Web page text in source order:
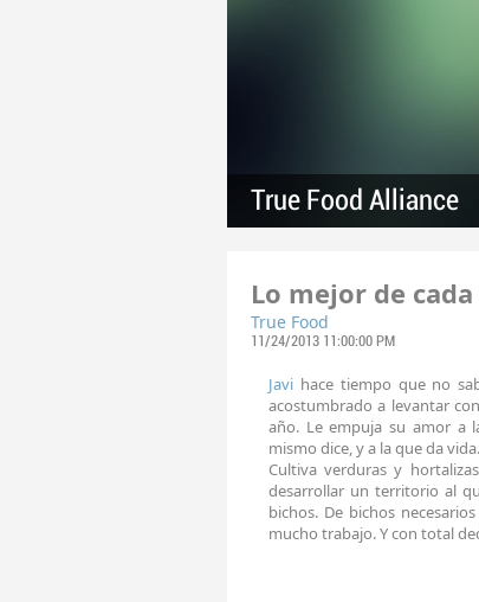
True Food Alliance
Lo mejor de cada
True Food
11/24/2013 11:00:00 PM
Javi hace tiempo que no
acostumbrado a levantar
año. Le empuja su amor a
mismo dice, y a la que da
Cultiva verduras y
desarrollar un territorio al
bichos. De bichos
mucho trabajo. Y con total